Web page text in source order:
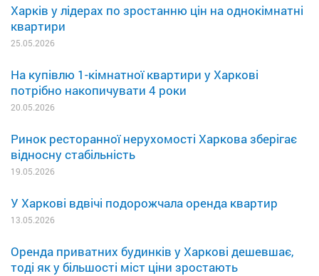
Харків у лідерах по зростанню цін на однокімнатні
квартири
25.05.2026
На купівлю 1-кімнатної квартири у Харкові
потрібно накопичувати 4 роки
20.05.2026
Ринок ресторанної нерухомості Харкова зберігає
відносну стабільність
19.05.2026
У Харкові вдвічі подорожчала оренда квартир
13.05.2026
Оренда приватних будинків у Харкові дешевшає,
тоді як у більшості міст ціни зростають